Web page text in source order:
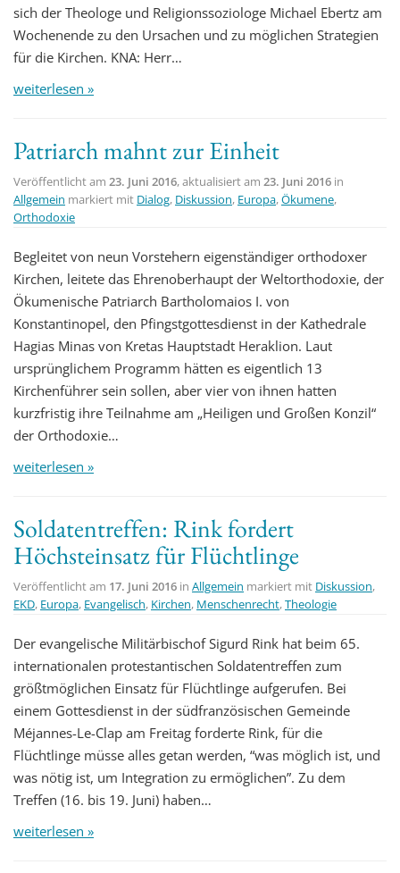
sich der Theologe und Religionssoziologe Michael Ebertz am
Wochenende zu den Ursachen und zu möglichen Strategien
für die Kirchen. KNA: Herr…
weiterlesen »
Patriarch mahnt zur Einheit
Veröffentlicht am 23. Juni 2016, aktualisiert am 23. Juni 2016 in
Allgemein markiert mit Dialog, Diskussion, Europa,Ökumene,
Orthodoxie
Begleitet von neun Vorstehern eigenständiger orthodoxer
Kirchen, leitete das Ehrenoberhaupt der Weltorthodoxie, der
Ökumenische Patriarch Bartholomaios I. von
Konstantinopel, den Pfingstgottesdienst in der Kathedrale
Hagias Minas von Kretas Hauptstadt Heraklion. Laut
ursprünglichem Programm hätten es eigentlich 13
Kirchenführer sein sollen, aber vier von ihnen hatten
kurzfristig ihre Teilnahme am „Heiligen und Großen Konzil“
der Orthodoxie…
weiterlesen »
Soldatentreffen: Rink fordert
Höchsteinsatz für Flüchtlinge
Veröffentlicht am 17. Juni 2016 in Allgemein markiert mit Diskussion,
EKD, Europa, Evangelisch, Kirchen, Menschenrecht,Theologie
Der evangelische Militärbischof Sigurd Rink hat beim 65.
internationalen protestantischen Soldatentreffen zum
größtmöglichen Einsatz für Flüchtlinge aufgerufen. Bei
einem Gottesdienst in der südfranzösischen Gemeinde
Méjannes-Le-Clap am Freitag forderte Rink, für die
Flüchtlinge müsse alles getan werden, “was möglich ist, und
was nötig ist, um Integration zu ermöglichen”. Zu dem
Treffen (16. bis 19. Juni) haben…
weiterlesen »